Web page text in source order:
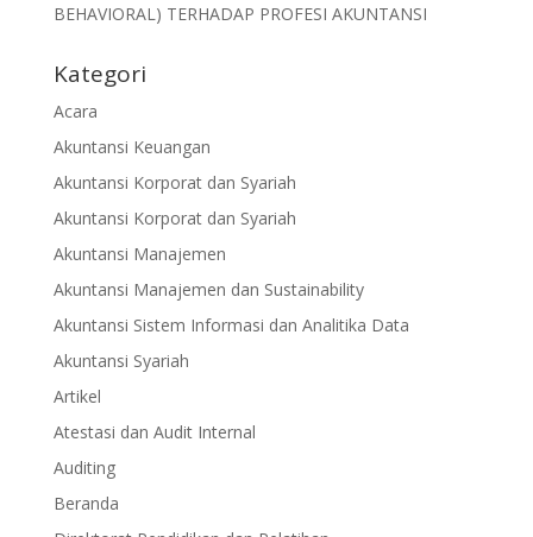
BEHAVIORAL) TERHADAP PROFESI AKUNTANSI
Kategori
Acara
Akuntansi Keuangan
Akuntansi Korporat dan Syariah
Akuntansi Korporat dan Syariah
Akuntansi Manajemen
Akuntansi Manajemen dan Sustainability
Akuntansi Sistem Informasi dan Analitika Data
Akuntansi Syariah
Artikel
Atestasi dan Audit Internal
Auditing
Beranda